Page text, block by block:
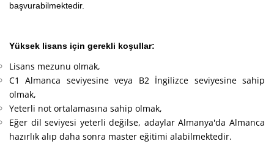
başvurabilmektedir.
Yüksek lisans için gerekli koşullar:
Lisans mezunu olmak,
C1 Almanca seviyesine veya B2 İngilizce seviyesine sahip
olmak,
Yeterli not ortalamasına sahip olmak,
Eğer dil seviyesi yeterli değilse, adaylar Almanya'da Almanca
hazırlık alıp daha sonra master eğitimi alabilmektedir.